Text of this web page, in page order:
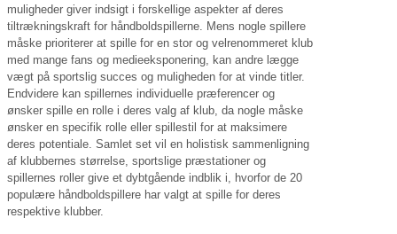
muligheder giver indsigt i forskellige aspekter af deres
tiltrækningskraft for håndboldspillerne. Mens nogle spillere
måske prioriterer at spille for en stor og velrenommeret klub
med mange fans og medieeksponering, kan andre lægge
vægt på sportslig succes og muligheden for at vinde titler.
Endvidere kan spillernes individuelle præferencer og
ønsker spille en rolle i deres valg af klub, da nogle måske
ønsker en specifik rolle eller spillestil for at maksimere
deres potentiale. Samlet set vil en holistisk sammenligning
af klubbernes størrelse, sportslige præstationer og
spillernes roller give et dybtgående indblik i, hvorfor de 20
populære håndboldspillere har valgt at spille for deres
respektive klubber.